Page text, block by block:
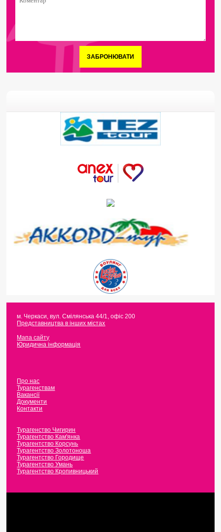
ЗАБРОНЮВАТИ
м. Черкаси,вул. Смілянська 44/1, офіс 200
Представництва в інших містах
Мапа сайту
Юридична інформація
Про нас
Турагенствам
Вакансії
Документи
Контакти
Турагенство Чигирин
Турагентство Кам'янка
Турагентство Корсунь
Турагентство Золотоноша
Турагентство Городище
Турагентство Умань
Турагентство Кропивницький